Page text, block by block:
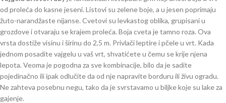
od proleća do kasne jeseni. Listovi su zelene boje, a u jesen poprimaju
žuto-narandžaste nijanse. Cvetovi su levkastog oblika, grupisani u
grozdove i otvaraju se krajem proleća. Boja cveta je tamno roza. Ova
vrsta dostiže visinu i širinu do 2,5 m. Privlači leptire i pčele u vrt. Kada
jednom posadite vajgelu u vaš vrt, shvatićete u čemu se krije njena
lepota. Veoma je pogodna za sve kombinacije, bilo da je sadite
pojedinačno ili ipak odlučite da od nje napravite borduru ili živu ogradu.
Ne zahteva posebnu negu, tako da je svrstavamo u biljke koje su lake za
gajenje.